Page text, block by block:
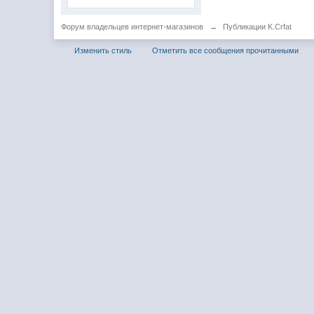
Форум владельцев интернет-магазинов → Публикации K.Crfat
Изменить стиль Отметить все сообщения прочитанными